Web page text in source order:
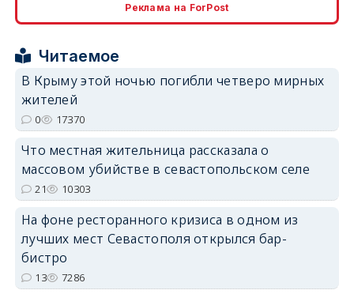
erid: 2SDnjcrDNw6
erid: 2SDnjdPjgYS
erid: 2SDnjdvhGXG
Реклама на ForPost
Читаемое
В Крыму этой ночью погибли четверо мирных
жителей
0 17370
Что местная жительница рассказала о
массовом убийстве в севастопольском селе
21 10303
На фоне ресторанного кризиса в одном из
лучших мест Севастополя открылся бар-
бистро
13 7286